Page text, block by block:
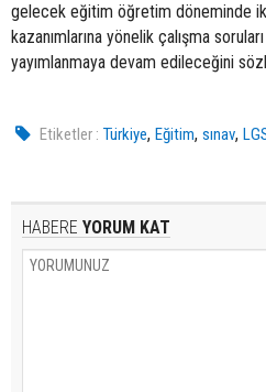
gelecek eğitim öğretim döneminde
kazanımlarına yönelik çalışma
yayımlanmaya devam edileceğini
Etiketler : Türkiye,Eğitim,sınav,
HABERE YORUM KAT